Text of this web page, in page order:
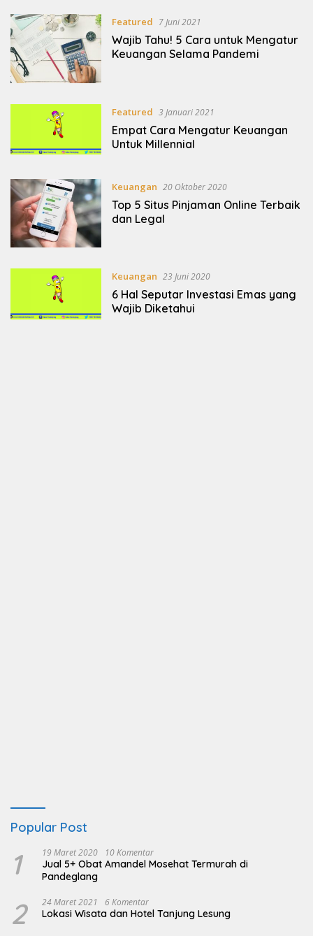
Featured 7 Juni 2021
Wajib Tahu! 5 Cara untuk Mengatur
Keuangan Selama Pandemi
Featured 3 Januari 2021
Empat Cara Mengatur Keuangan
Untuk Millennial
Keuangan 20 Oktober 2020
Top 5 Situs Pinjaman Online Terbaik
dan Legal
Keuangan 23 Juni 2020
6 Hal Seputar Investasi Emas yang
Wajib Diketahui
Popular Post
1 19 Maret 2020 10 Komentar
Jual 5+ Obat Amandel Mosehat Termurah di
Pandeglang
2 24 Maret 2021 6 Komentar
Lokasi Wisata dan Hotel Tanjung Lesung